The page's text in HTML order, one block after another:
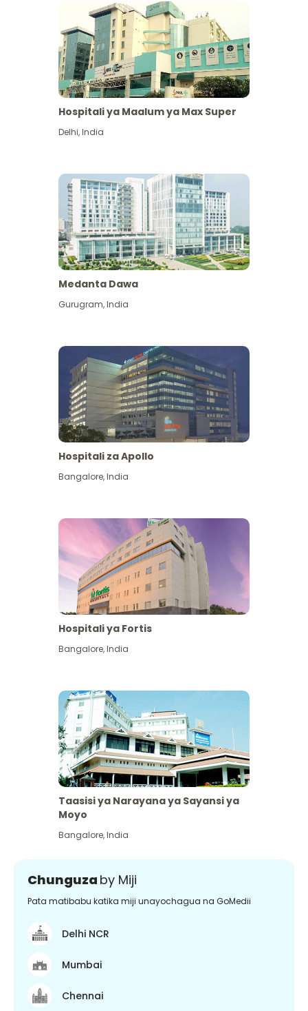
Hospitali ya Maalum ya Max Super
Delhi,India
Medanta Dawa
Gurugram,India
Hospitali za Apollo
Bangalore,India
Hospitali ya Fortis
Bangalore,India
Taasisi ya Narayana ya Sayansi ya
Moyo
Bangalore,India
Chunguza by Miji
Pata matibabu katika miji unayochagua na GoMedii
Delhi NCR
Mumbai
Chennai